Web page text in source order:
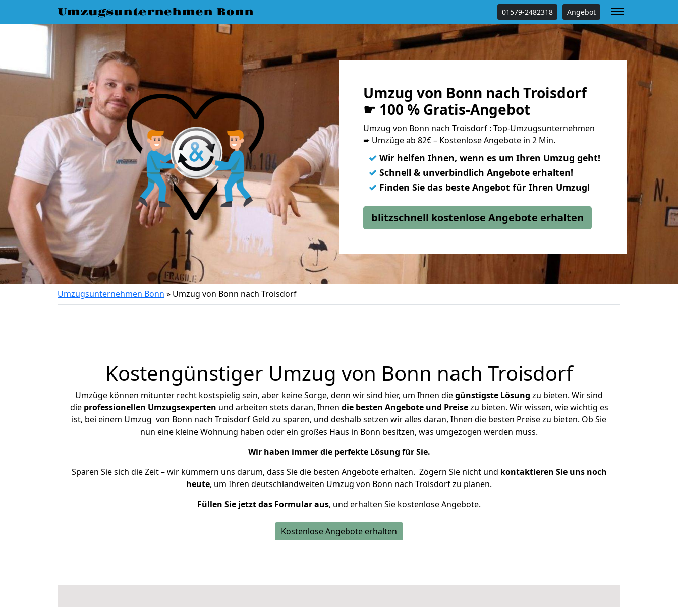
Umzugsunternehmen Bonn 01579-2482318 Angebot
Umzug von Bonn nach Troisdorf
☛ 100 % Gratis-Angebot
Umzug von Bonn nach Troisdorf : Top-Umzugsunternehmen
➨ Umzüge ab 82€ – Kostenlose Angebote in 2 Min.
✓ Wir helfen Ihnen, wenn es um Ihren Umzug geht!
✓ Schnell & unverbindlich Angebote erhalten!
✓ Finden Sie das beste Angebot für Ihren Umzug!
blitzschnell kostenlose Angebote erhalten
Umzugsunternehmen Bonn » Umzug von Bonn nach Troisdorf
Kostengünstiger Umzug von Bonn nach Troisdorf
Umzüge können mitunter recht kostspielig sein, aber keine Sorge, denn wir sind hier, um Ihnen diegünstigste Lösung zu bieten. Wir sind
die professionellen Umzugsexperten und arbeiten stets daran, Ihnen die besten Angebote und Preisezu bieten. Wir wissen, wie wichtig es
ist, bei einem Umzug von Bonn nach Troisdorf Geld zu sparen, und deshalb setzen wir alles daran, Ihnen die besten Preise zu bieten. Ob Sie
nun eine kleine Wohnung haben oder ein großes Haus in Bonn besitzen, was umgezogen werden muss.
Wir haben immer die perfekte Lösung für Sie.
Sparen Sie sich die Zeit – wir kümmern uns darum, dass Sie die besten Angebote erhalten. Zögern Sie nicht und kontaktieren Sie uns noch
heute, um Ihren deutschlandweiten Umzug von Bonn nach Troisdorf zu planen.
Füllen Sie jetzt das Formular aus, und erhalten Sie kostenlose Angebote.
Kostenlose Angebote erhalten